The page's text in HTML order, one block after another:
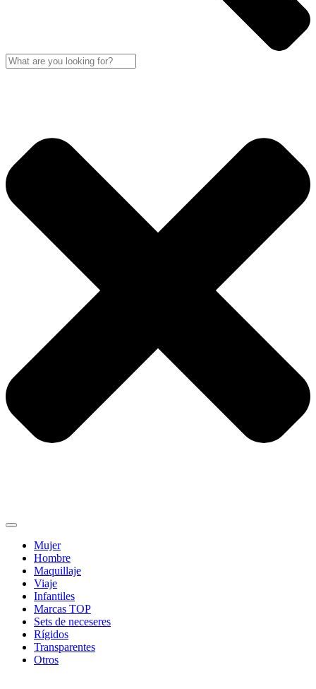
Mujer
Hombre
Maquillaje
Viaje
Infantiles
Marcas TOP
Sets de neceseres
Rígidos
Transparentes
Otros